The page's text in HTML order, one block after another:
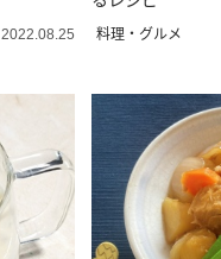
2022.08.25 料理・グルメ